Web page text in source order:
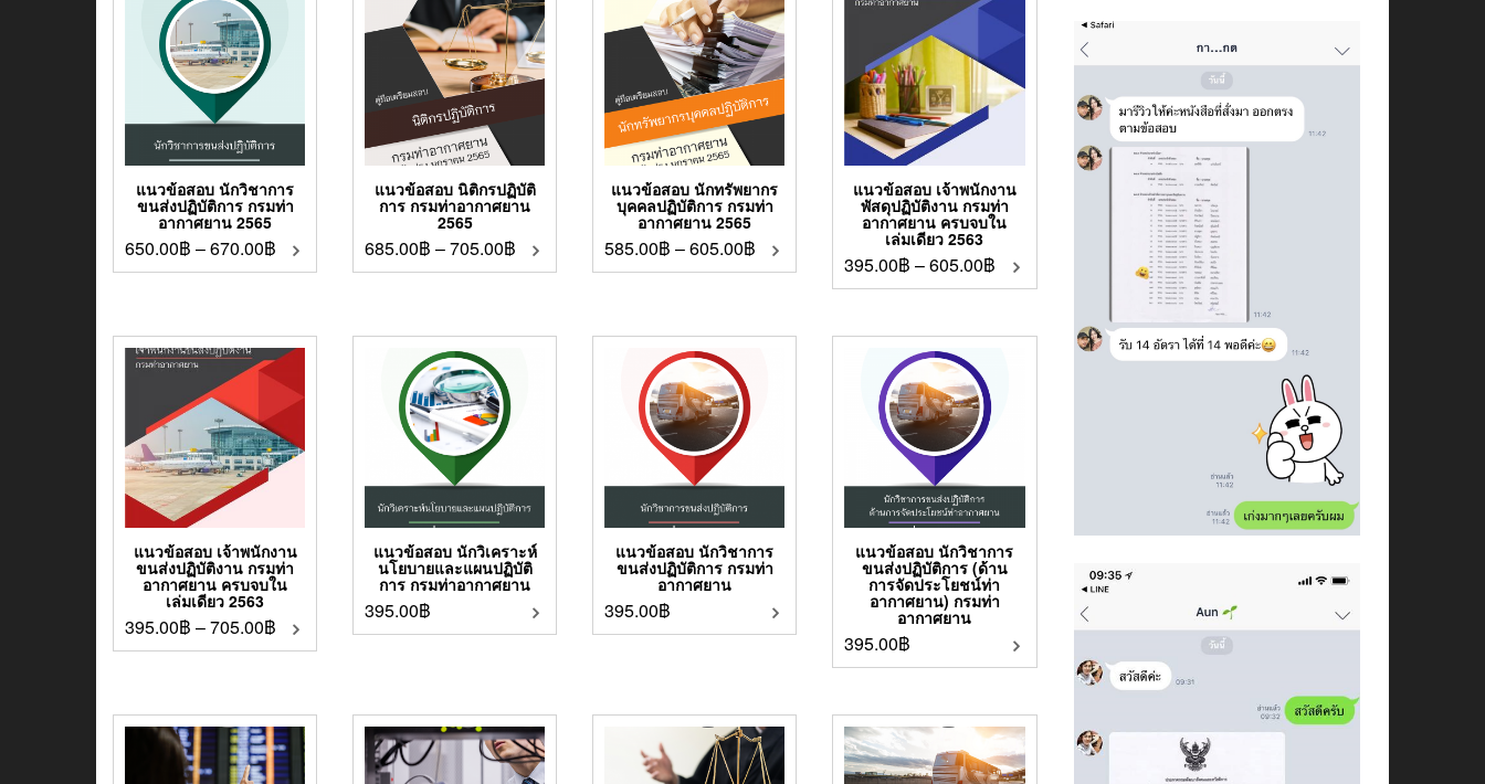
แนวข้อสอบ นักวิชาการ
ขนส่งปฏิบัติการ กรมท่า
อากาศยาน 2565
650.00฿ –670.00฿
แนวข้อสอบ นิติกรปฏิบัติ
การ กรมท่าอากาศยาน
2565
685.00฿ –705.00฿
แนวข้อสอบ นักทรัพยากร
บุคคลปฏิบัติการ กรมท่า
อากาศยาน 2565
585.00฿ –605.00฿
แนวข้อสอบ เจ้าพนักงาน
พัสดุปฏิบัติงาน กรมท่า
อากาศยาน ครบจบใน
เล่มเดียว 2563
395.00฿ –605.00฿
แนวข้อสอบ เจ้าพนักงาน
ขนส่งปฏิบัติงาน กรมท่า
อากาศยาน ครบจบใน
เล่มเดียว 2563
395.00฿ –705.00฿
แนวข้อสอบ นักวิเคราะห์
นโยบายและแผนปฏิบัติ
การ กรมท่าอากาศยาน
395.00฿
แนวข้อสอบ นักวิชาการ
ขนส่งปฏิบัติการ กรมท่า
อากาศยาน
395.00฿
แนวข้อสอบ นักวิชาการ
ขนส่งปฏิบัติการ (ด้าน
การจัดประโยชน์ท่า
อากาศยาน) กรมท่า
อากาศยาน
395.00฿